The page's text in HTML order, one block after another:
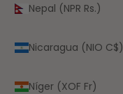
Nepal (NPR Rs.)
Nicaragua (NIO C$)
Níger (XOF Fr)